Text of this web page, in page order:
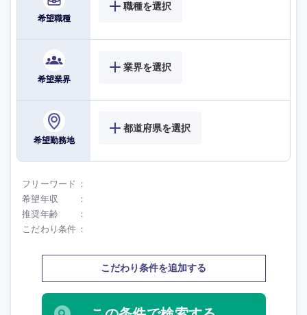
希望職種
職種を選択
希望業界
業界を選択
希望勤務地
都道府県を選択
フリーワード
希望年収
推奨年齢
こだわり条件
こだわり条件を追加する
海外